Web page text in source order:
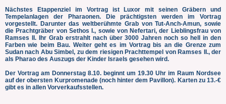
Nächstes Etappenziel im Vortrag ist Luxor mit seinen Gräbern und
Tempelanlagen der Pharaonen. Die prächtigsten werden im Vortrag
vorgestellt. Darunter das weltberühmte Grab von Tut-Anch-Amun, sowie
die Prachtgräber von Sethos I., sowie von Nefertari, der Lieblingsfrau von
Ramses II. Ihr Grab erstrahlt nach über 3000 Jahren noch so hell in den
Farben wie beim Bau. Weiter geht es im Vortrag bis an die Grenze zum
Sudan nach Abu Simbel, zu dem riesigen Prachttempel von Ramses II., der
als Pharao des Auszugs der Kinder Israels gesehen wird.
Der Vortrag am Donnerstag 8.10. beginnt um 19.30 Uhr im Raum Nordsee
auf der obersten Kurpromenade (noch hinter dem Pavillon). Karten zu 13.-€
gibt es in allen Vorverkaufsstellen.